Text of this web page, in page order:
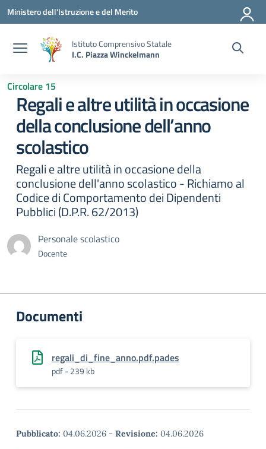
Vai ai contenuti
Vai al menu di navigazione
Vai al footer
Ministero dell'Istruzione e del Merito
Istituto Comprensivo Statale
I.C. Piazza Winckelmann
Circolare 15
Regali e altre utilità in occasione
della conclusione dell’anno
scolastico
Regali e altre utilità in occasione della
conclusione dell'anno scolastico - Richiamo al
Codice di Comportamento dei Dipendenti
Pubblici (D.P.R. 62/2013)
Personale scolastico
Docente
Documenti
regali_di_fine_anno.pdf.pades
pdf - 239 kb
Pubblicato: 04.06.2026 - Revisione: 04.06.2026